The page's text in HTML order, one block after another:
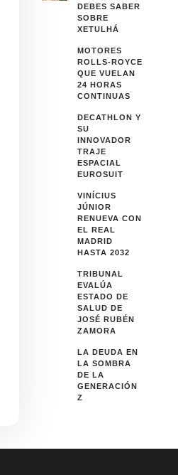
DEBES SABER
SOBRE
XETULHÁ
MOTORES
ROLLS-ROYCE
QUE VUELAN
24 HORAS
CONTINUAS
DECATHLON Y
SU
INNOVADOR
TRAJE
ESPACIAL
EUROSUIT
VINÍCIUS
JÚNIOR
RENUEVA CON
EL REAL
MADRID
HASTA 2032
TRIBUNAL
EVALÚA
ESTADO DE
SALUD DE
JOSÉ RUBÉN
ZAMORA
LA DEUDA EN
LA SOMBRA
DE LA
GENERACIÓN
Z